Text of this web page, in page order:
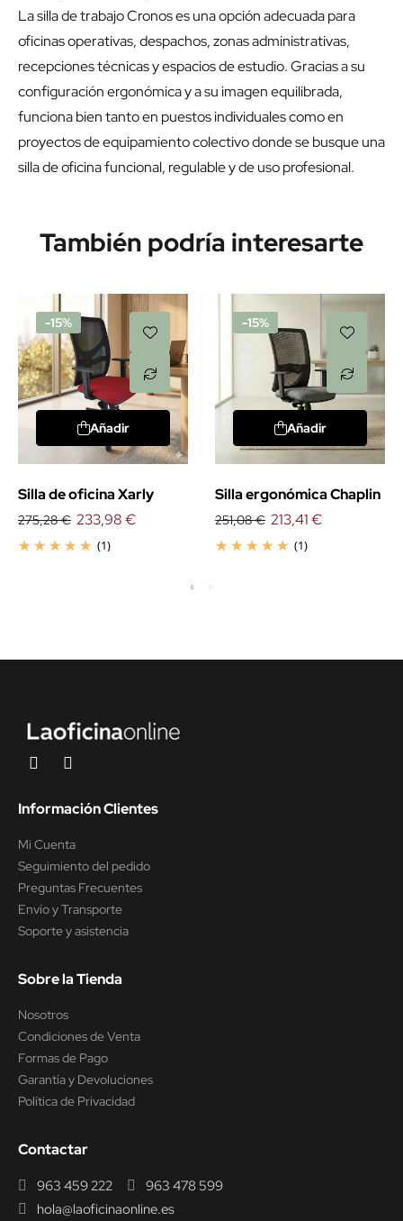
La silla de trabajo Cronos es una opción adecuada para
oficinas operativas, despachos, zonas administrativas,
recepciones técnicas y espacios de estudio. Gracias a su
configuración ergonómica y a su imagen equilibrada,
funciona bien tanto en puestos individuales como en
proyectos de equipamiento colectivo donde se busque una
silla de oficina funcional, regulable y de uso profesional.
También podría interesarte
-15%
Añadir
Silla de oficina Xarly
275,28 €
(1)
233,98 €
-15%
Añadir
Silla ergonómica Chaplin
251,08 €
(1)
213,41 €
Información Clientes
Mi Cuenta
Seguimiento del pedido
Preguntas Frecuentes
Envío y Transporte
Soporte y asistencia
Sobre la Tienda
Nosotros
Condiciones de Venta
Formas de Pago
Garantía y Devoluciones
Política de Privacidad
Contactar
963 459 222
963 478 599
hola@laoficinaonline.es